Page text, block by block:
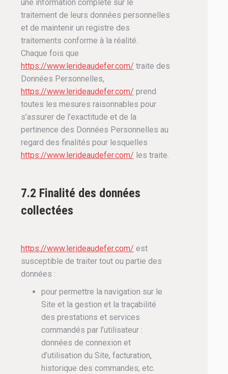
une information complète sur le
traitement de leurs données personnelles
et de maintenir un registre des
traitements conforme à la réalité.
Chaque fois que
https://www.lerideaudefer.com/ traite des
Données Personnelles,
https://www.lerideaudefer.com/ prend
toutes les mesures raisonnables pour
s’assurer de l’exactitude et de la
pertinence des Données Personnelles au
regard des finalités pour lesquelles
https://www.lerideaudefer.com/ les traite.
7.2 Finalité des données
collectées
https://www.lerideaudefer.com/ est
susceptible de traiter tout ou partie des
données :
pour permettre la navigation sur le
Site et la gestion et la traçabilité
des prestations et services
commandés par l’utilisateur :
données de connexion et
d’utilisation du Site, facturation,
historique des commandes, etc.